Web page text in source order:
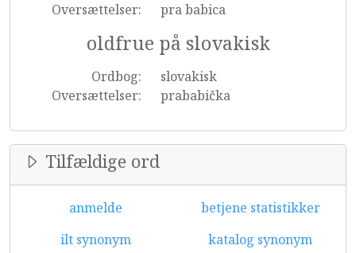
Oversættelser:
pra babica
oldfrue på slovakisk
Ordbog:
slovakisk
Oversættelser:
prababička
Tilfældige ord
anmelde
betjene statistikker
ilt synonym
katalog synonym